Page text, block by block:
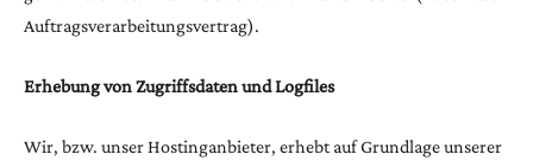
Auftragsverarbeitungsvertrag).
Erhebung von Zugriffsdaten und Logfiles
Wir, bzw. unser Hostinganbieter, erhebt auf Grundlage unserer